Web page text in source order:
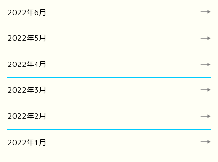
2022年6月
2022年5月
2022年4月
2022年3月
2022年2月
2022年1月